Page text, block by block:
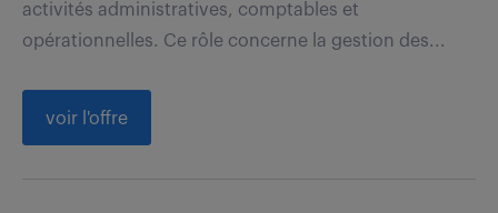
activités administratives, comptables et
opérationnelles. Ce rôle concerne la gestion des...
voir l'offre